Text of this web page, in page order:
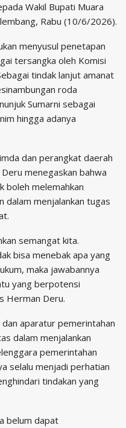
Wakil Bupati Muara
Rabu (10/6/2026).
menyusul penetapan
tersangka oleh Komisi
tindak lanjut amanat
roda
Sumarni sebagai
hingga adanya
dan perangkat daerah
menegaskan bahwa
boleh melemahkan
menjalankan tugas
semangat kita.
bisa menebak apa yang
maka jawabannya
yang berpotensi
Herman Deru.
aparatur pemerintahan
dalam menjalankan
pemerintahan
selalu menjadi perhatian
tindakan yang
belum dapat